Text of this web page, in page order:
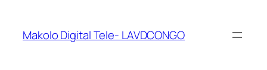
Makolo Digital Tele- LAVDCONGO